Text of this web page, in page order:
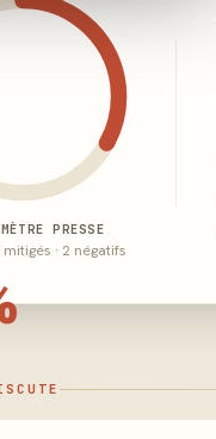
PRESSE
· 2 négatifs